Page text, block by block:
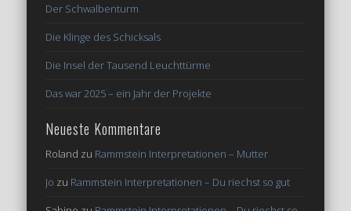
Der Schwalbenturm
Die Klinge des Schicksals
Die Insel der Tausend Leuchttürme
Das war 2025 – ein Jahr der Projekte
Neueste Kommentare
Roland zu Rammstein Interpretationen – Mutter
Jo zu Rammstein Interpretationen – Du riechst so gut